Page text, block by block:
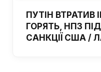
ПУТІН ВТРАТИВ
ГОРЯТЬ, НПЗ
САНКЦІЇ США /